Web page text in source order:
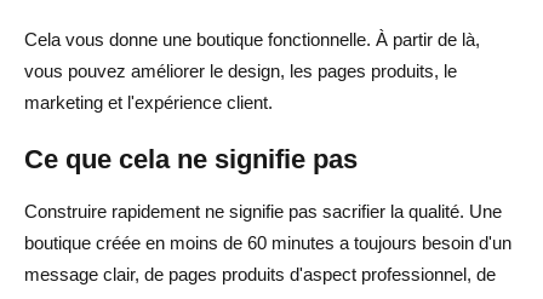
Cela vous donne une boutique fonctionnelle. À partir de là,
vous pouvez améliorer le design, les pages produits, le
marketing et l'expérience client.
Ce que cela ne signifie pas
Construire rapidement ne signifie pas sacrifier la qualité. Une
boutique créée en moins de 60 minutes a toujours besoin d'un
message clair, de pages produits d'aspect professionnel, de